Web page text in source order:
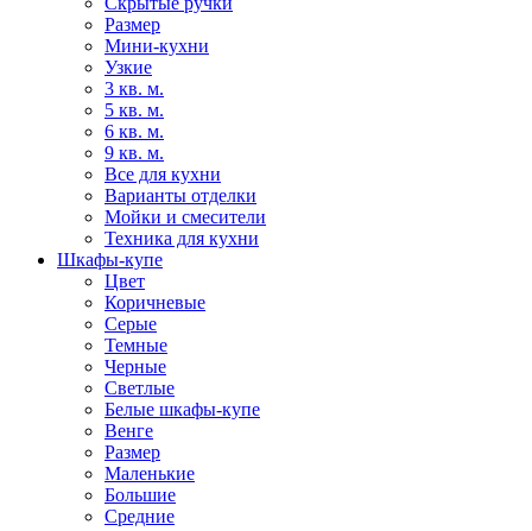
Размер
Мини-кухни
Узкие
3 кв. м.
5 кв. м.
6 кв. м.
9 кв. м.
Все для кухни
Варианты отделки
Мойки и смесители
Техника для кухни
Шкафы-купе
Цвет
Коричневые
Серые
Темные
Черные
Светлые
Белые шкафы-купе
Венге
Размер
Маленькие
Большие
Средние